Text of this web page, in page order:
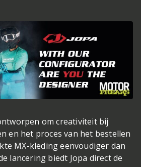
om creativiteit bij
en het proces van het bestellen
MX-kleding eenvoudiger dan
lancering biedt Jopa direct de